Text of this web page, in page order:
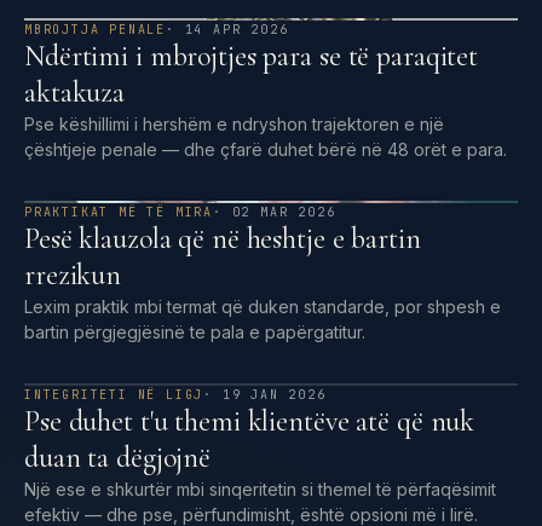
MBROJTJA PENALE · 14 APR 2026
Ndërtimi i mbrojtjes para se të paraqitet
aktakuza
Pse këshillimi i hershëm e ndryshon trajektoren e një
çështjeje penale — dhe çfarë duhet bërë në 48 orët e para.
PRAKTIKAT MË TË MIRA · 02 MAR 2026
Pesë klauzola që në heshtje e bartin
rrezikun
Lexim praktik mbi termat që duken standarde, por shpesh e
bartin përgjegjësinë te pala e papërgatitur.
INTEGRITETI NË LIGJ · 19 JAN 2026
Pse duhet t'u themi klientëve atë që nuk
duan ta dëgjojnë
Një ese e shkurtër mbi sinqeritetin si themel të përfaqësimit
efektiv — dhe pse, përfundimisht, është opsioni më i lirë.